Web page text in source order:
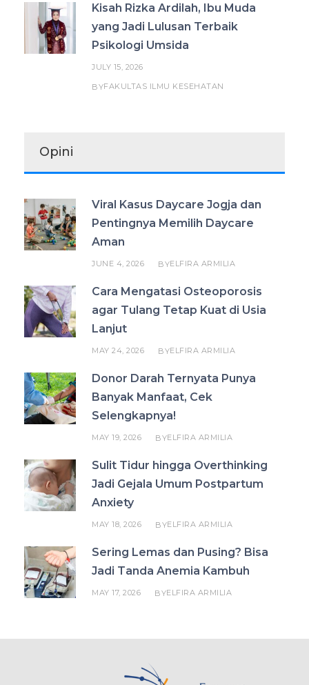
Kisah Rizka Ardilah, Ibu Muda
yang Jadi Lulusan Terbaik
Psikologi Umsida
JULY 15, 2026
BYFAKULTAS ILMU KESEHATAN
Opini
Viral Kasus Daycare Jogja dan
Pentingnya Memilih Daycare
Aman
JUNE 4, 2026 BYELFIRA ARMILIA
Cara Mengatasi Osteoporosis
agar Tulang Tetap Kuat di Usia
Lanjut
MAY 24, 2026 BYELFIRA ARMILIA
Donor Darah Ternyata Punya
Banyak Manfaat, Cek
Selengkapnya!
MAY 19, 2026 BYELFIRA ARMILIA
Sulit Tidur hingga Overthinking
Jadi Gejala Umum Postpartum
Anxiety
MAY 18, 2026 BYELFIRA ARMILIA
Sering Lemas dan Pusing? Bisa
Jadi Tanda Anemia Kambuh
MAY 17, 2026 BYELFIRA ARMILIA